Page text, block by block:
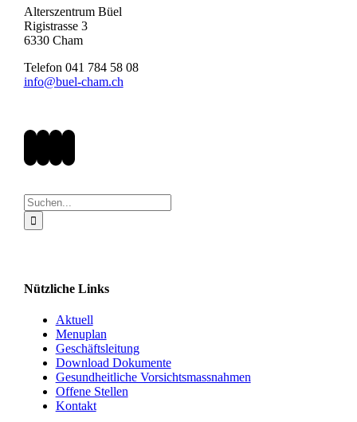
Alterszentrum Büel
Rigistrasse 3
6330 Cham
Telefon 041 784 58 08
info@buel-cham.ch
Suche
nach:
Nützliche Links
Aktuell
Menuplan
Geschäftsleitung
Download Dokumente
Gesundheitliche Vorsichtsmassnahmen
Offene Stellen
Kontakt